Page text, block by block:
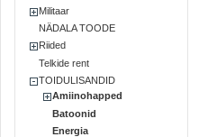
Militaar
NÄDALA TOODE
Riided
Telkide rent
TOIDULISANDID
Amiinohapped
Batoonid
Energia